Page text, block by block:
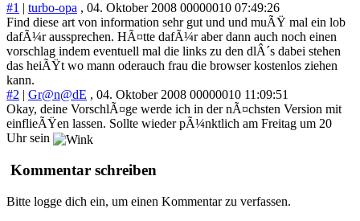
#1 | turbo-opa , 04. Oktober 2008 00000010 07:49:26
Find diese art von information sehr gut und und muÃŸ mal ein lob
dafÃ¼r aussprechen. HÃ¤tte dafÃ¼r aber dann auch noch einen
vorschlag indem eventuell mal die links zu den dlÂ´s dabei stehen
das heiÃŸt wo mann oderauch frau die browser kostenlos ziehen
kann.
#2 | Gr@n@dE , 04. Oktober 2008 00000010 11:09:51
Okay, deine VorschlÃ¤ge werde ich in der nÃ¤chsten Version mit
einflieÃŸen lassen. Sollte wieder pÃ¼nktlich am Freitag um 20
Uhr sein
Kommentar schreiben
Bitte logge dich ein, um einen Kommentar zu verfassen.